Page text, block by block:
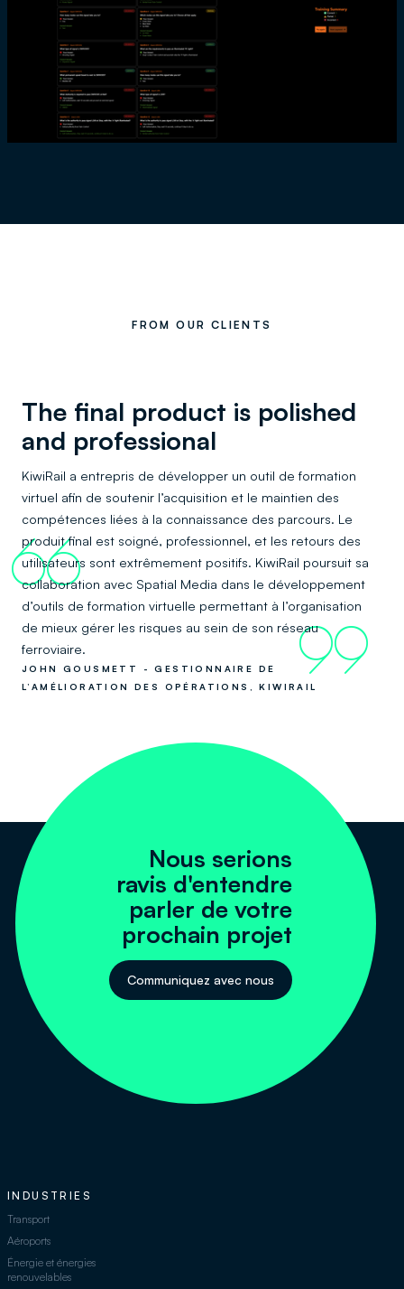
FROM OUR CLIENTS
The final product is polished
and professional
KiwiRail a entrepris de développer un outil de formation
virtuel afin de soutenir l’acquisition et le maintien des
compétences liées à la connaissance des parcours. Le
produit final est soigné, professionnel, et les retours des
utilisateurs sont extrêmement positifs. KiwiRail poursuit sa
collaboration avec Spatial Media dans le développement
d’outils de formation virtuelle permettant à l’organisation
de mieux gérer les risques au sein de son réseau
ferroviaire.
66
99
JOHN GOUSMETT - GESTIONNAIRE DE
L’AMÉLIORATION DES OPÉRATIONS, KIWIRAIL
Nous serions
ravis d'entendre
parler de votre
prochain projet
Communiquez avec nous
INDUSTRIES
Transport
Aéroports
Énergie et énergies
renouvelables